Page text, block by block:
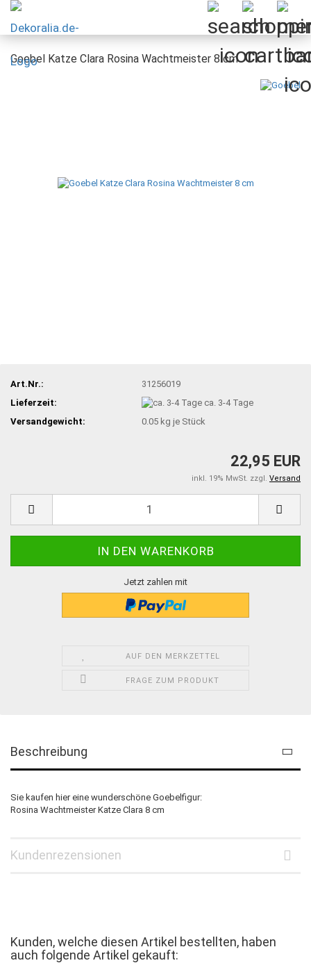
Goebel Katze Clara Rosina Wachtmeister 8 cm
Art.Nr.:
31256019
Lieferzeit:
ca. 3-4 Tage
Versandgewicht:
0.05 kg je Stück
22,95 EUR
inkl. 19% MwSt. zzgl. Versand
Jetzt zahlen mit
AUF DEN MERKZETTEL
FRAGE ZUM PRODUKT
Beschreibung
Sie kaufen hier eine wunderschöne Goebelfigur:
Rosina Wachtmeister Katze Clara 8 cm
Kundenrezensionen
Kunden, welche diesen Artikel bestellten, haben
auch folgende Artikel gekauft: